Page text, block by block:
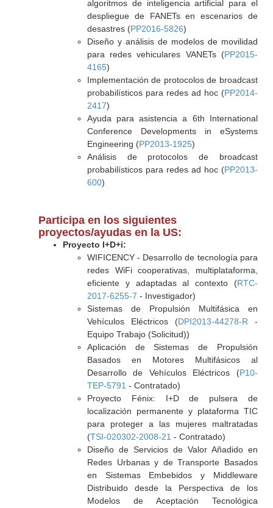
algoritmos de inteligencia artificial para el
despliegue de FANETs en escenarios de
desastres (PP2016-5826)
Diseño y análisis de modelos de movilidad
para redes vehiculares VANETs (PP2015-
4165)
Implementación de protocolos de broadcast
probabilísticos para redes ad hoc (PP2014-
2417)
Ayuda para asistencia a 6th International
Conference Developments in eSystems
Engineering (PP2013-1925)
Análisis de protocolos de broadcast
probabilísticos para redes ad hoc (PP2013-
600)
Participa en los siguientes
proyectos/ayudas en la US:
Proyecto I+D+i:
WIFICENCY - Desarrollo de tecnología para
redes WiFi cooperativas, multiplataforma,
eficiente y adaptadas al contexto (RTC-
2017-6255-7 - Investigador)
Sistemas de Propulsión Multifásica en
Vehículos Eléctricos (DPI2013-44278-R -
Equipo Trabajo (Solicitud))
Aplicación de Sistemas de Propulsión
Basados en Motores Multifásicos al
Desarrollo de Vehículos Eléctricos (P10-
TEP-5791 - Contratado)
Proyecto Fénix: I+D de pulsera de
localización permanente y plataforma TIC
para proteger a las mujeres maltratadas
(TSI-020302-2008-21 - Contratado)
Diseño de Servicios de Valor Añadido en
Redes Urbanas y de Transporte Basados
en Sistemas Embebidos y Middleware
Distribuido desde la Perspectiva de los
Modelos de Aceptación Tecnológica